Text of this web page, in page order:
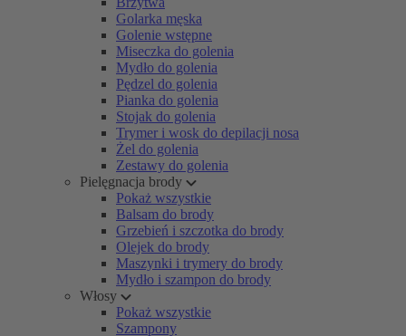
Golarka męska
Golenie wstępne
Miseczka do golenia
Mydło do golenia
Pędzel do golenia
Pianka do golenia
Stojak do golenia
Trymer i wosk do depilacji nosa
Żel do golenia
Zestawy do golenia
Pielęgnacja brody
Pokaż wszystkie
Balsam do brody
Grzebień i szczotka do brody
Olejek do brody
Maszynki i trymery do brody
Mydło i szampon do brody
Włosy
Pokaż wszystkie
Szampony